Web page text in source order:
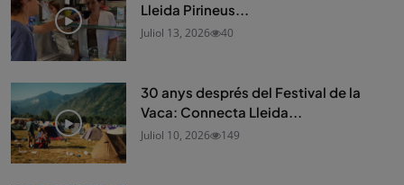
Lleida Pirineus...
Juliol 13, 2026 40
30 anys després del Festival de la
Vaca: Connecta Lleida...
Juliol 10, 2026 149